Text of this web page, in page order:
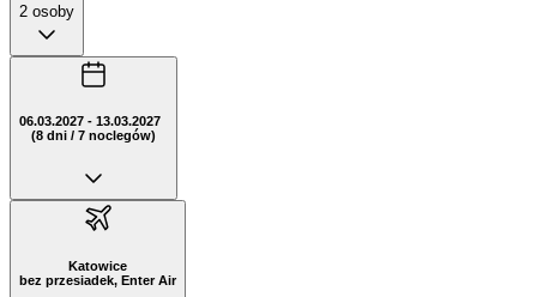
2 osoby
06.03.2027 - 13.03.2027
(8 dni / 7 noclegów)
Katowice
bez przesiadek, Enter Air